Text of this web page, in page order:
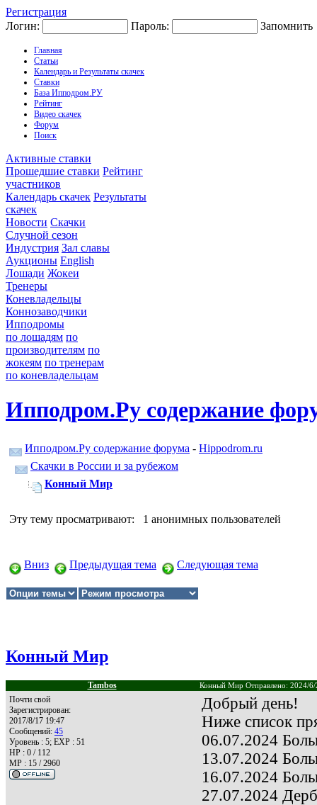
Регистрация
Логин:
Пароль: Запомнить
Главная
Статьи
Календарь и Результаты скачек
Ставки
База Ипподром.РУ
Рейтинг
Видео скачек
Форум
Поиск
Активные ставки
Прошедшие ставки Рейтинг
участников
Календарь скачек Результаты
скачек
Новости Скачки
Случной сезон
Индустрия Зал славы
Аукционы English
Лошади Жокеи
Тренеры
Коневладельцы
Коннозаводчики
Ипподромы
по лошадям по
производителям по
жокеям по тренерам
по коневладельцам
Ипподром.Ру содержание
Ипподром.Ру содержание форума - Hippodrom.ru
Скачки в России и за рубежом
Конный Мир
Эту тему просматривают: 1 анонимных пользователей
Вниз Предыдущая тема Следующая тема
Конный Мир
Tambos Конный Мир Отправлено: 2024/6/
Почти свой
Зарегистрирован:
2017/8/17 19:47
Сообщений: 45
Уровень : 5; EXP : 51
HP : 0 / 112
MP : 15 / 2960
Добрый день!
Ниже список
06.07.2024
13.07.2024
16.07.2024
27.07.2024